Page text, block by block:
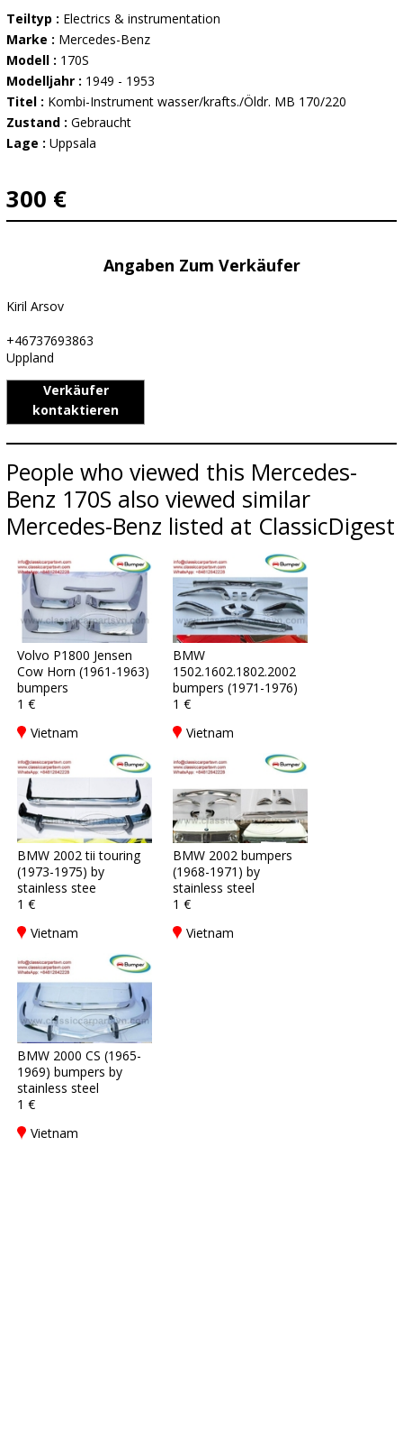
Teiltyp : Electrics & instrumentation
Marke : Mercedes-Benz
Modell : 170S
Modelljahr : 1949 - 1953
Titel : Kombi-Instrument wasser/krafts./Öldr. MB 170/220
Zustand : Gebraucht
Lage : Uppsala
300 €
Angaben Zum Verkäufer
Kiril Arsov
+46737693863
Uppland
Verkäufer
kontaktieren
People who viewed this Mercedes-
Benz 170S also viewed similar
Mercedes-Benz listed at ClassicDigest
Volvo P1800 Jensen
Cow Horn (1961-1963)
bumpers
1 €
Vietnam
BMW
1502.1602.1802.2002
bumpers (1971-1976)
1 €
Vietnam
BMW 2002 tii touring
(1973-1975) by
stainless stee
1 €
Vietnam
BMW 2002 bumpers
(1968-1971) by
stainless steel
1 €
Vietnam
BMW 2000 CS (1965-
1969) bumpers by
stainless steel
1 €
Vietnam